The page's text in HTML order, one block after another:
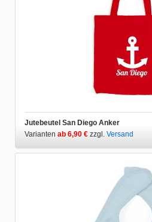
Jutebeutel San Diego Anker
Varianten ab 6,90 € zzgl. Versand